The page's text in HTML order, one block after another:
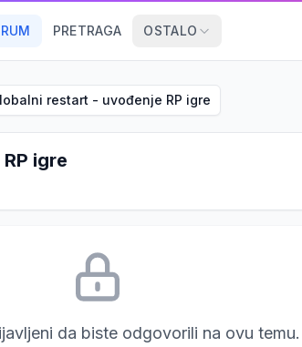
PRETRAGA OSTALO
restart - uvođenje RP igre
igre
da biste odgovorili na ovu temu.